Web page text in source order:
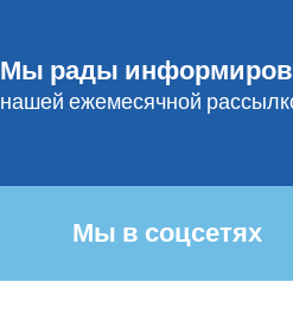
Мы рады
нашей ежемесячной
Мы в соцсетях